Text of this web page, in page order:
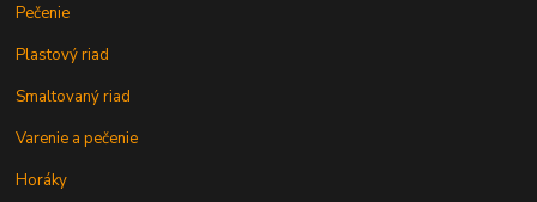
Pečenie
Plastový riad
Smaltovaný riad
Varenie a pečenie
Horáky